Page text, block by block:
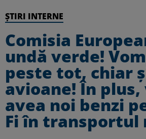
ȘTIRI INTERNE
Comisia
undă verde!
peste tot, chiar
avioane! În plus,
avea noi benzi
Fi în